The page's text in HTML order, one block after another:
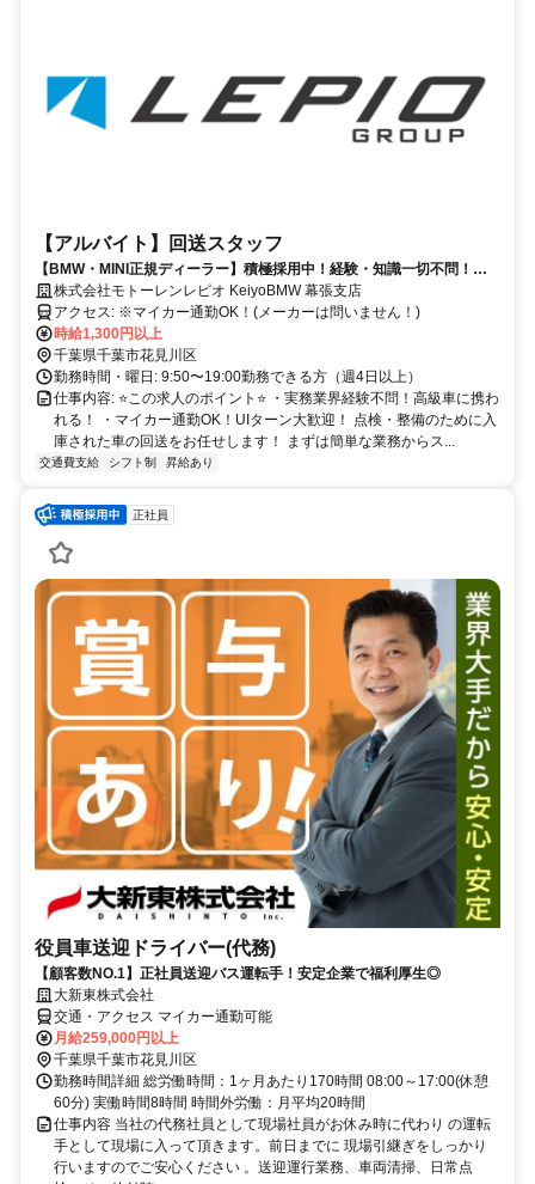
【アルバイト】回送スタッフ
【BMW・MINI正規ディーラー】積極採用中！経験・知識一切不問！マ
イカー通勤OK
株式会社モトーレンレピオ KeiyoBMW 幕張支店
アクセス: ※マイカー通勤OK！(メーカーは問いません！)
時給1,300円以上
千葉県千葉市花見川区
勤務時間・曜日: 9:50〜19:00勤務できる方（週4日以上）
仕事内容: ⭐️この求人のポイント⭐️ ・実務業界経験不問！高級車に携わ
れる！ ・マイカー通勤OK！UIターン大歓迎！ 点検・整備のために入
庫された車の回送をお任せします！ まずは簡単な業務からス...
交通費支給 シフト制 昇給あり
正社員
役員車送迎ドライバー(代務)
【顧客数NO.1】正社員送迎バス運転手！安定企業で福利厚生◎
大新東株式会社
交通・アクセス マイカー通勤可能
月給259,000円以上
千葉県千葉市花見川区
勤務時間詳細 総労働時間：1ヶ月あたり170時間 08:00～17:00(休憩
60分) 実働時間8時間 時間外労働：月平均20時間
仕事内容 当社の代務社員として現場社員がお休み時に代わり の運転
手として現場に入って頂きます。前日までに 現場引継ぎをしっかり
行いますのでご安心ください 。送迎運行業務、車両清掃、日常点